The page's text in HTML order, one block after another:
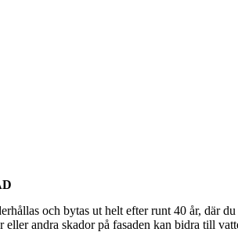
och bytas ut helt efter runt 40 år, där
eller andra skador på fasaden kan bidra till